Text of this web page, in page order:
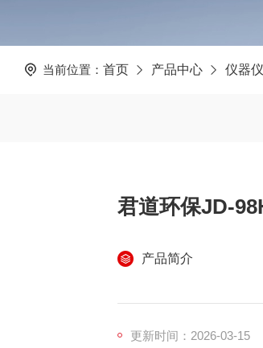
当前位置： 首页 产品中心 仪器
君道环保JD-
产品简介
更新时间：2026-03-15